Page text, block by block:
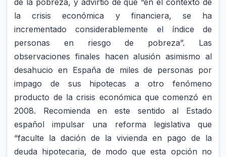
la crisis económica y financiera, se ha
incrementado considerablemente el índice de
personas en riesgo de pobreza”. Las
observaciones finales hacen alusión asimismo al
desahucio en España de miles de personas por
impago de sus hipotecas a otro fenómeno
producto de la crisis económica que comenzó en
2008. Recomienda en este sentido al Estado
español impulsar una reforma legislativa que
“faculte la dación de la vivienda en pago de la
deuda hipotecaria, de modo que esta opción no